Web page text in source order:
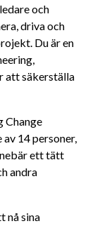
och
driva och
Du är en
att säkerställa
Change
14 personer,
ett tätt
andra
nå sina